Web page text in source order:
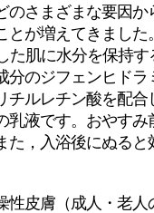
のさまざまな要因か
とが増えてきました
た肌に水分を保持
分のジフェンヒドラ
チルレチン酸を配
乳液です。おやすみ
た，入浴後にぬると
性皮膚（成人・老人